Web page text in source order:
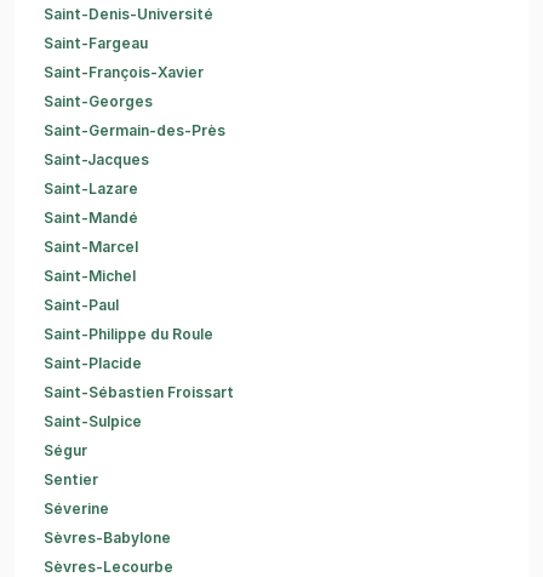
Saint-Denis-Université
Saint-Fargeau
Saint-François-Xavier
Saint-Georges
Saint-Germain-des-Près
Saint-Jacques
Saint-Lazare
Saint-Mandé
Saint-Marcel
Saint-Michel
Saint-Paul
Saint-Philippe du Roule
Saint-Placide
Saint-Sébastien Froissart
Saint-Sulpice
Ségur
Sentier
Séverine
Sèvres-Babylone
Sèvres-Lecourbe